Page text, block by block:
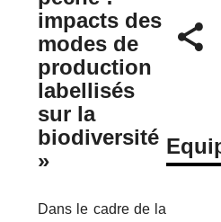
impacts des
modes de
production
labellisés
sur la
biodiversité
»
Dans le cadre de la